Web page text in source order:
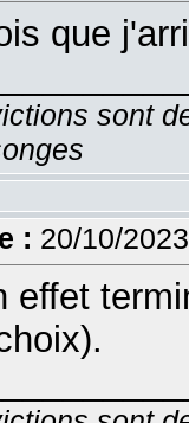
que
sont
: 20/10/
effet